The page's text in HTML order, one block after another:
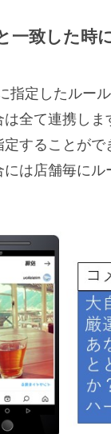
一致した時
指定したルー
全て連携しま
することがで
は店舗毎にル